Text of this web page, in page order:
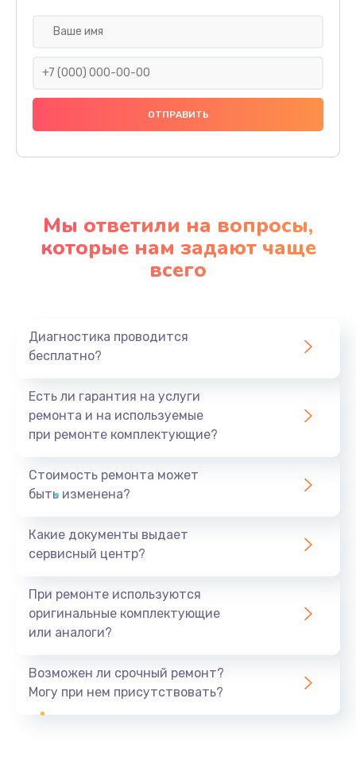
Мы ответили на вопросы,
которые нам задают чаще
всего
Диагностика проводится
бесплатно?
Есть ли гарантия на услуги
ремонта и на используемые
при ремонте комплектующие?
Стоимость ремонта может
быть изменена?
Какие документы выдает
сервисный центр?
При ремонте используются
оригинальные комплектующие
или аналоги?
Возможен ли срочный ремонт?
Могу при нем присутствовать?